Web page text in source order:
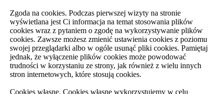
Zgoda na cookies. Podczas pierwszej wizyty na stronie
wyświetlana jest Ci informacja na temat stosowania plików
cookies wraz z pytaniem o zgodę na wykorzystywanie plików
cookies. Zawsze możesz zmienić ustawienia cookies z poziomu
swojej przeglądarki albo w ogóle usunąć pliki cookies. Pamiętaj
jednak, że wyłączenie plików cookies może powodować
trudności w korzystaniu ze strony, jak również z wielu innych
stron internetowych, które stosują cookies.
Cookies własne. Cookies własne wykorzystujemy w celu